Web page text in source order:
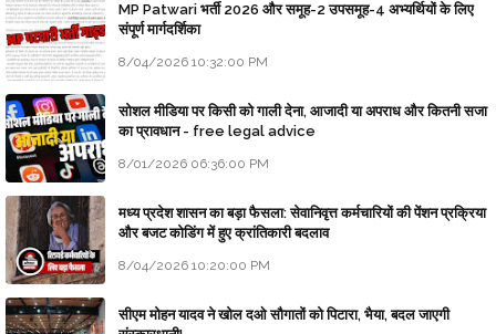
MP Patwari भर्ती 2026 और समूह-2 उपसमूह-4 अभ्यर्थियों के लिए
संपूर्ण मार्गदर्शिका
8/04/2026 10:32:00 PM
सोशल मीडिया पर किसी को गाली देना, आजादी या अपराध और कितनी सजा
का प्रावधान - free legal advice
8/01/2026 06:36:00 PM
मध्य प्रदेश शासन का बड़ा फैसला: सेवानिवृत्त कर्मचारियों की पेंशन प्रक्रिया
और बजट कोडिंग में हुए क्रांतिकारी बदलाव
8/04/2026 10:20:00 PM
सीएम मोहन यादव ने खोल दओ सौगातों को पिटारा, भैया, बदल जाएगी